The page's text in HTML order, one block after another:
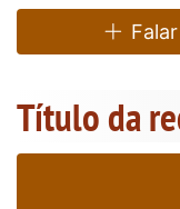
Título da